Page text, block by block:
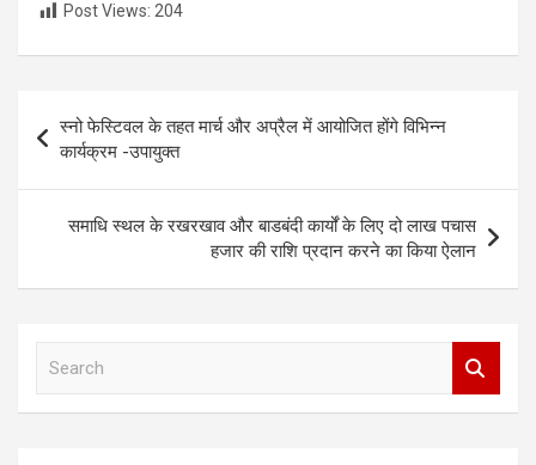
Post Views: 204
Post
navigation
स्नो फेस्टिवल के तहत मार्च और अप्रैल में आयोजित होंगे विभिन्न
कार्यक्रम -उपायुक्त
समाधि स्थल के रखरखाव और बाडबंदी कार्यों के लिए दो लाख पचास
हजार की राशि प्रदान करने का किया ऐलान